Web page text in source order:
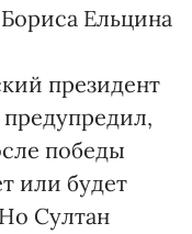
Ельцина
президент
победы
или будет
Султан